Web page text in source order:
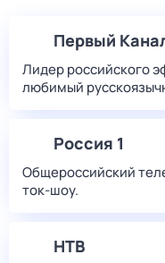
Первый
Лидер российского
любимый
Россия 1
Общероссийский
ток-шоу.
НТВ